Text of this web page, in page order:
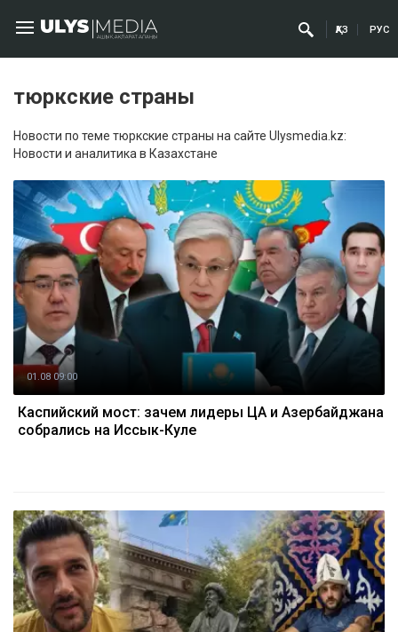
ҚАЗ РУС
тюркские страны
Новости по теме тюркские страны на сайте Ulysmedia.kz:
Новости и аналитика в Казахстане
01.08 09:00
Каспийский мост: зачем лидеры ЦА и Азербайджана
собрались на Иссык-Куле